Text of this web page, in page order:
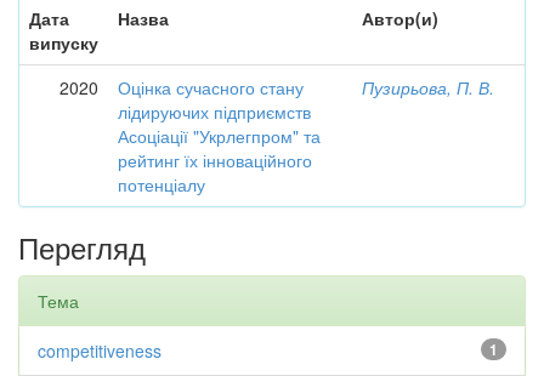
Дата
випуску
Назва Автор(и)
2020
Оцінка сучасного стану
лідируючих підприємств
Асоціації "Укрлегпром" та
рейтинг їх інноваційного
потенціалу
Пузирьова, П. В.
Перегляд
Тема
1
competitiveness